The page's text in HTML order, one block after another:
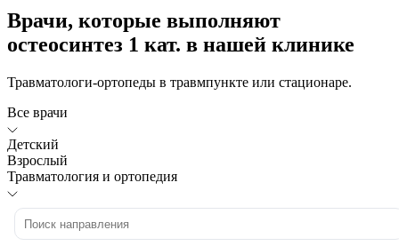
Врачи, которые выполняют
остеосинтез 1 кат. в нашей клинике
Травматологи-ортопеды в травмпункте или стационаре.
Все врачи
Детский
Взрослый
Травматология и ортопедия